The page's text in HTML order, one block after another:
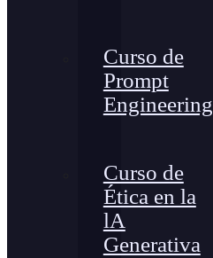
Curso de
Prompt
Engineering
Curso de
Ética en la
lA
Generativa